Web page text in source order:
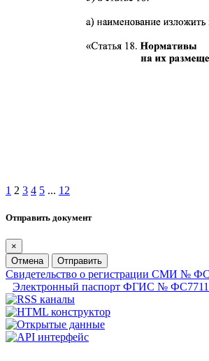
1 2 3 4 5 ... 12
Отправить документ
×
Отмена
Отправить
Свидетельство о регистрации СМИ №
Электронный паспорт ФГИС №